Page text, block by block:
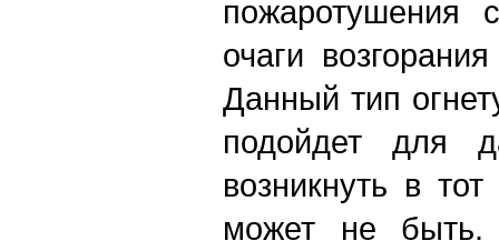
пожаротушения
очаги
Данный тип
подойдет для
возникнуть в
может не быть.